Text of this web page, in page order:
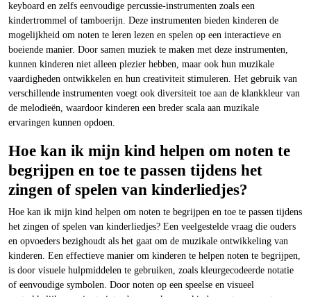
keyboard en zelfs eenvoudige percussie-instrumenten zoals een
kindertrommel of tamboerijn. Deze instrumenten bieden kinderen de
mogelijkheid om noten te leren lezen en spelen op een interactieve en
boeiende manier. Door samen muziek te maken met deze instrumenten,
kunnen kinderen niet alleen plezier hebben, maar ook hun muzikale
vaardigheden ontwikkelen en hun creativiteit stimuleren. Het gebruik van
verschillende instrumenten voegt ook diversiteit toe aan de klankkleur van
de melodieën, waardoor kinderen een breder scala aan muzikale
ervaringen kunnen opdoen.
Hoe kan ik mijn kind helpen om noten te
begrijpen en toe te passen tijdens het
zingen of spelen van kinderliedjes?
Hoe kan ik mijn kind helpen om noten te begrijpen en toe te passen tijdens
het zingen of spelen van kinderliedjes? Een veelgestelde vraag die ouders
en opvoeders bezighoudt als het gaat om de muzikale ontwikkeling van
kinderen. Een effectieve manier om kinderen te helpen noten te begrijpen,
is door visuele hulpmiddelen te gebruiken, zoals kleurgecodeerde notatie
of eenvoudige symbolen. Door noten op een speelse en visueel